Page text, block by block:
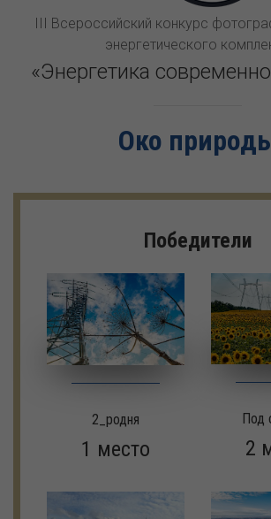
III Всероссийский конкурс
энергетического
«Энергетика
Око
Победители
2_родня
1 место
Под
2